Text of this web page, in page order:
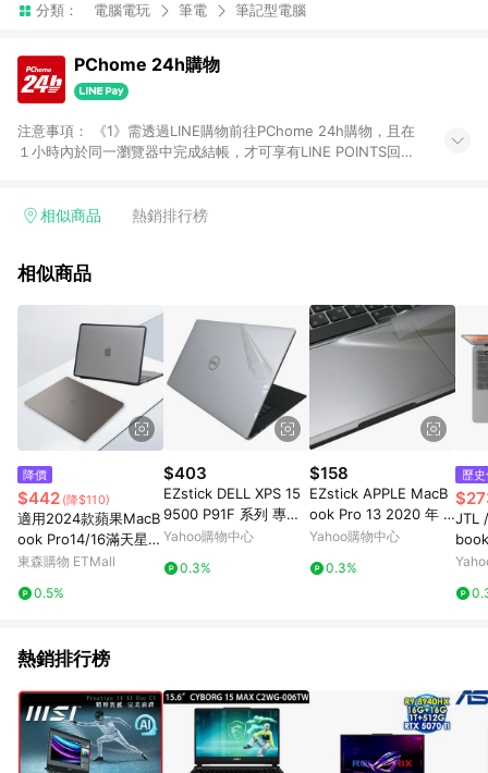
分類： 電腦電玩 筆電 筆記型電腦
PChome 24h購物
注意事項： 《1》需透過LINE購物前往PChome 24h購物，且在
１小時內於同一瀏覽器中完成結帳，才可享有LINE POINTS回饋
在點數回饋範圍內。 《3》如取消訂單、退貨、購物中登出
品、票券、訂閱方案、PChome儲值商品、企業專區/企業採購、
值點數、點數/禮物卡 [2025/2/16起適用] - 票券全品項
[2026/6/2起適用] 《5》回饋點數的計算將會排除【訂單活動折
扣 (含折價券折扣)】、【P幣扣抵】、【現金積點扣抵】及【訂單
運費】等金額。 《6》符合LINE POINTS回饋資格之訂單將於商
家訂單頁面標示「LINE回饋」，若無此標示則 不符合回饋LINE
POINTS點數資格亦不得使用點數紅包 。 《7》LINE購物設有
「單一商品最高回饋點數」機制 (特殊活動時開放「回饋無上
限」)，以同一訂單中同一商品不論件數計算，並依訂單成立時間
當下LINE購物所設定的回饋機制為準。 《8》LINE購物為購物資
訊整合性平台，商品資料更新會有時間差，如顯示之商品規格、
顏色、價位、贈品與PChome 24h購物銷售網頁不符，以銷售網
頁標示為準！
相似商品 熱銷排行榜
相似商品
降價
$442 (降$110)
適用2024款蘋果MacB
ook Pro14/16滿天星保
護殼A3113 M3電腦套
殼A2780全包15磨砂殼
東森購物 ETMall
0.5%
$403
EZstick DELL XPS 15
9500 P91F 系列 專用
二代透氣機身保護膜
Yahoo購物中心
0.3%
$158
EZstick APPLE MacB
ook Pro 13 2020 年 A
2251 專用 觸控版 保護
Yahoo購物中心
0.3%
歷
JTL
吋
熱銷排行榜